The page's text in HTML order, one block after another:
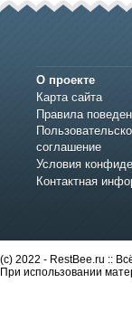
О проекте
Карта сайта
Правила
соглашение
Условия
Контактная
(c) 2022 - RestBee.ru ::
При использовании